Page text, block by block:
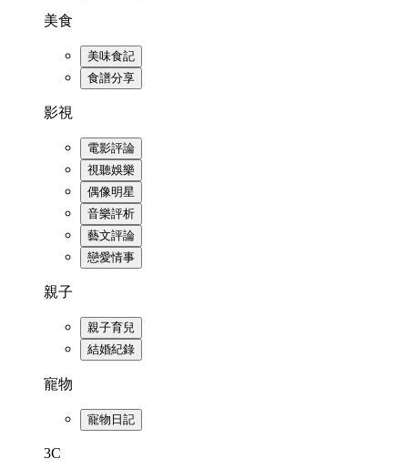
美食
美味食記
食譜分享
影視
電影評論
視聽娛樂
偶像明星
音樂評析
藝文評論
戀愛情事
親子
親子育兒
結婚紀錄
寵物
寵物日記
3C